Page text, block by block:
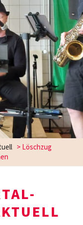
>Löschzug